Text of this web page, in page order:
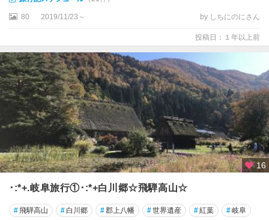
80 2019/11/23～ by しちにのにさん
投稿日：１年以上前
16
･:*+.岐阜旅行①･:*+白川郷☆飛騨高山☆
#飛騨高山 # 白川郷 #郡上八幡 #世界遺産 #紅葉 #岐阜